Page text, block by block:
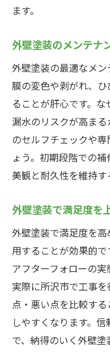
ます。
外壁塗装のメンテナ
外壁塗装の最適なメ
膜の変色や剥がれ、
ることが肝心です。
漏水のリスクが高ま
のセルフチェックや
ょう。初期段階での
美観と耐久性を維持す
外壁塗装で満足度を
外壁塗装で満足度を
用することが効果的
アフターフォローの実
実際に所沢市で工事
点・悪い点を比較す
しやすくなります。
で、納得のいく外壁塗